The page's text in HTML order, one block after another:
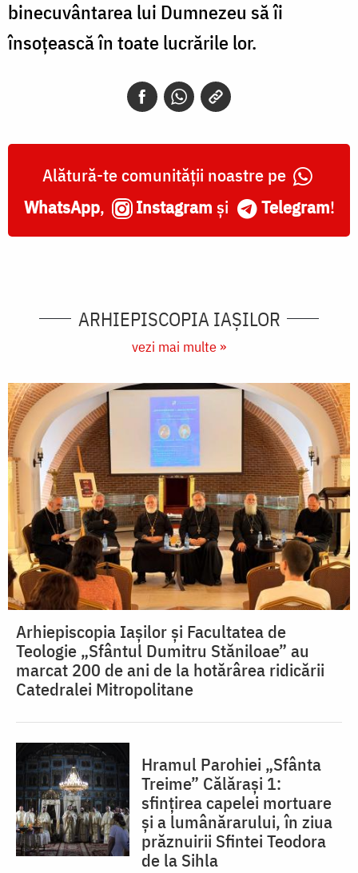
binecuvântarea lui Dumnezeu să îi
însoțească în toate lucrările lor.
Alătură-te comunității noastre pe
WhatsApp, Instagram și Telegram!
ARHIEPISCOPIA IAŞILOR
vezi mai multe »
Arhiepiscopia Iașilor și Facultatea de
Teologie „Sfântul Dumitru Stăniloae” au
marcat 200 de ani de la hotărârea ridicării
Catedralei Mitropolitane
Hramul Parohiei „Sfânta
Treime” Călărași 1:
sfințirea capelei mortuare
și a lumânărarului, în ziua
prăznuirii Sfintei Teodora
de la Sihla